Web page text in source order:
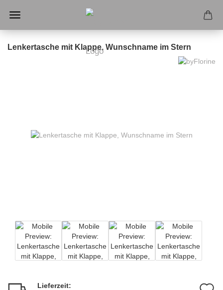
Lenkertasche mit Klappe, Wunschname im Stern
Lieferzeit: